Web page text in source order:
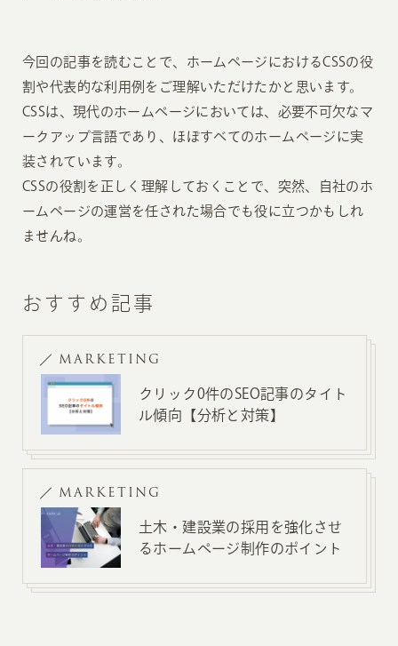
今回の記事を読むことで、ホームページにおけるCSSの役
割や代表的な利用例をご理解いただけたかと思います。
CSSは、現代のホームページにおいては、必要不可欠なマ
ークアップ言語であり、ほぼすべてのホームページに実
装されています。
CSSの役割を正しく理解しておくことで、突然、自社のホ
ームページの運営を任された場合でも役に立つかもしれ
ませんね。
おすすめ記事
MARKETING
クリック0件のSEO記事のタイト
ル傾向【分析と対策】
MARKETING
土木・建設業の採用を強化させ
るホームページ制作のポイント